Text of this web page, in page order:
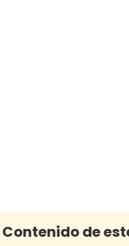
de